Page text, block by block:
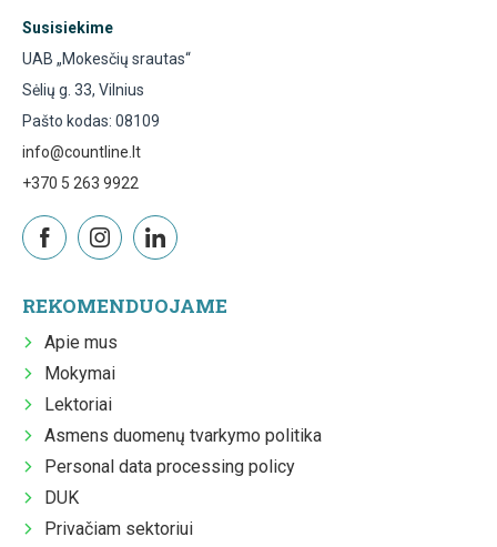
Susisiekime
UAB „Mokesčių srautas“
Sėlių g. 33, Vilnius
Pašto kodas: 08109
info@countline.lt
+370 5 263 9922
REKOMENDUOJAME
Apie mus
Mokymai
Lektoriai
Asmens duomenų tvarkymo politika
Personal data processing policy
DUK
Privačiam sektoriui